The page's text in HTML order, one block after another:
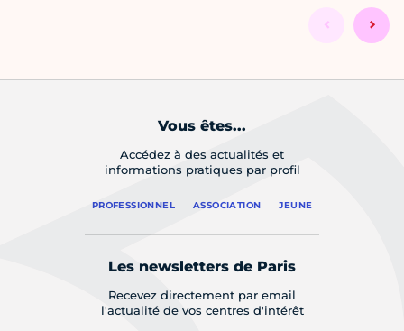
Vous êtes...
Accédez à des actualités et
informations pratiques par profil
PROFESSIONNEL ASSOCIATION JEUNE
Les newsletters de Paris
Recevez directement par email
l'actualité de vos centres d'intérêt